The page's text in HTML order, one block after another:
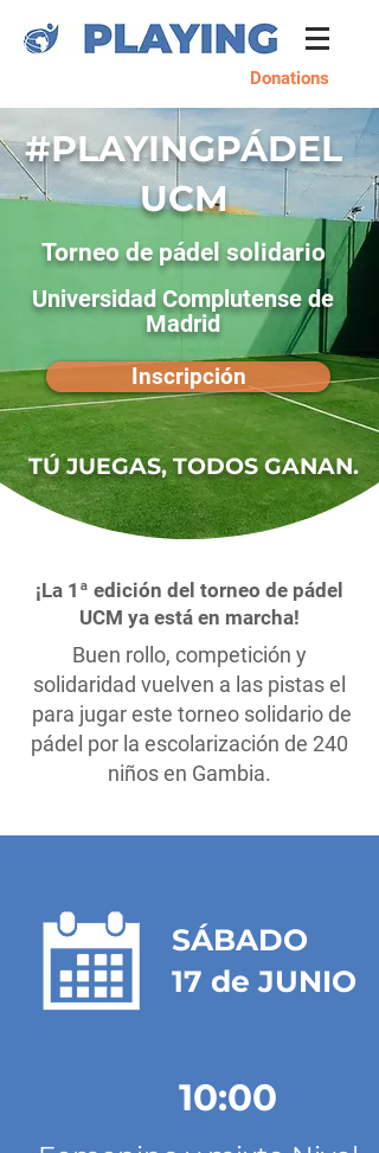
Donations
#PLAYINGPÁDEL
UCM
Torneo de pádel solidario
Universidad Complutense de
Madrid
Inscripción
TÚ JUEGAS, TODOS GANAN.
¡La 1ª edición del torneo de pádel
UCM ya está en marcha!
Buen rollo, competición y
solidaridad vuelven a las pistas el
para jugar este torneo solidario de
pádel por la escolarización de 240
niños en Gambia.
SÁBADO
17 de JUNIO
10:00